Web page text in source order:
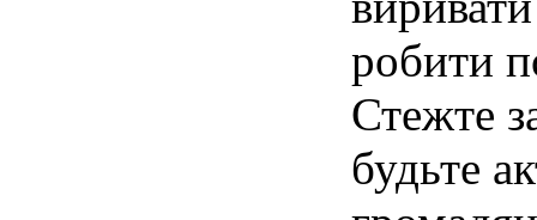
робити
Стежте
будьте